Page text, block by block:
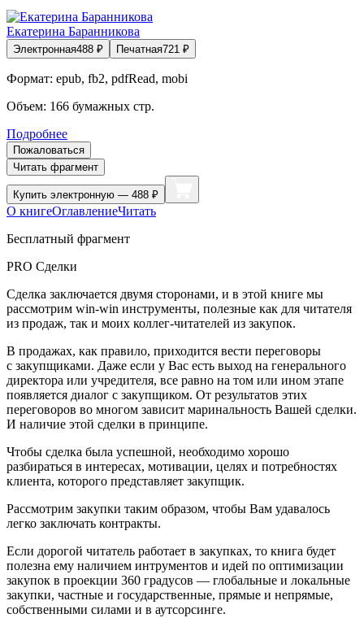
Екатерина Баранникова
Электронная488 ₽ Печатная721 ₽
Формат: epub, fb2, pdfRead, mobi
Объем: 166 бумажных стр.
Подробнее
Пожаловаться
Читать фрагмент
Купить электронную — 488 ₽
О книгеОглавлениеЧитать
Бесплатный фрагмент
PRO Сделки
Сделка заключается двумя сторонами, и в этой книге мы
рассмотрим win-win инструменты, полезные как для читателя
из продаж, так и моих коллег-читателей из закупок.
В продажах, как правило, приходится вести переговоры
с закупщиками. Даже если у Вас есть выход на генерального
директора или учредителя, все равно на том или ином этапе
появляется диалог с закупщиком. От результатов этих
переговоров во многом зависит маринальность Вашей сделки.
И наличие этой сделки в принципе.
Чтобы сделка была успешной, необходимо хорошо
разбираться в интересах, мотивации, целях и потребностях
клиента, которого представляет закупщик.
Рассмотрим закупки таким образом, чтобы Вам удавалось
легко заключать контракты.
Если дорогой читатель работает в закупках, то книга будет
полезна ему наличием интрументов и идей по оптимизации
закупок в проекции 360 градусов — глобальные и локальные
закупки, частные и государственные, прямые и непрямые,
собственными силами и в аутсорсинге.